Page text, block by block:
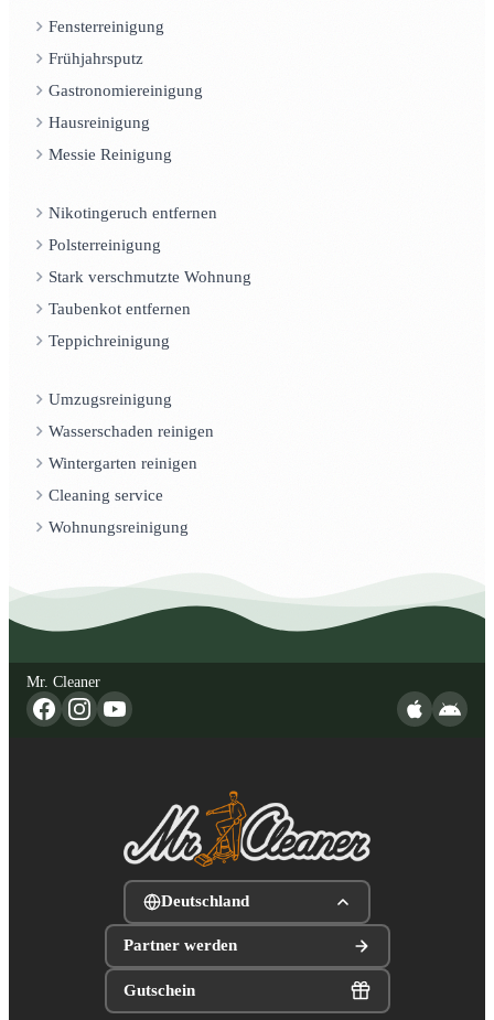
Fensterreinigung
Frühjahrsputz
Gastronomiereinigung
Hausreinigung
Messie Reinigung
Nikotingeruch entfernen
Polsterreinigung
Stark verschmutzte Wohnung
Taubenkot entfernen
Teppichreinigung
Umzugsreinigung
Wasserschaden reinigen
Wintergarten reinigen
Cleaning service
Wohnungsreinigung
Mr. Cleaner
Deutschland
Partner werden
Gutschein